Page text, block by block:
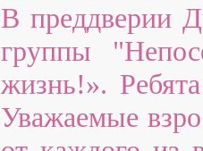
В преддверии
группы
жизнь!».
Уважаемые